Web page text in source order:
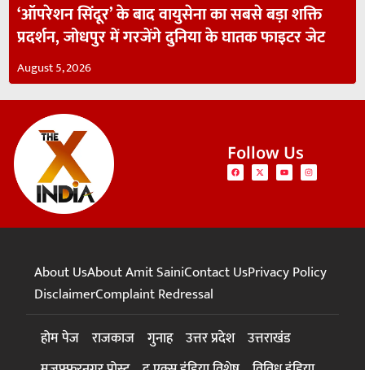
‘ऑपरेशन सिंदूर’ के बाद वायुसेना का सबसे बड़ा शक्ति
प्रदर्शन, जोधपुर में गरजेंगे दुनिया के घातक फाइटर जेट
August 5, 2026
Follow Us
About UsAbout Amit SainiContact UsPrivacy Policy
DisclaimerComplaint Redressal
होम पेज राजकाज गुनाह उत्तर प्रदेश उत्तराखंड